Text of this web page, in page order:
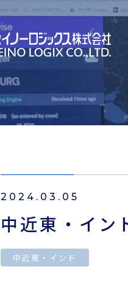
サービス
輸出海上混載輸送（
輸入海上混載輸送（
Asian Express
2024.03.05
中近東・イン
中近東・インド